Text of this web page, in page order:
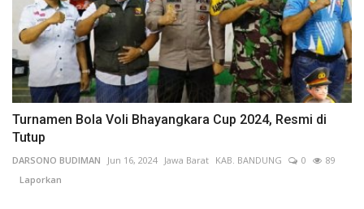
Turnamen Bola Voli Bhayangkara Cup 2024, Resmi di
Tutup
DARSONO BUDIMAN Jun 16, 2024 Jawa Barat KAB. BANDUNG 0
89
Laporkan